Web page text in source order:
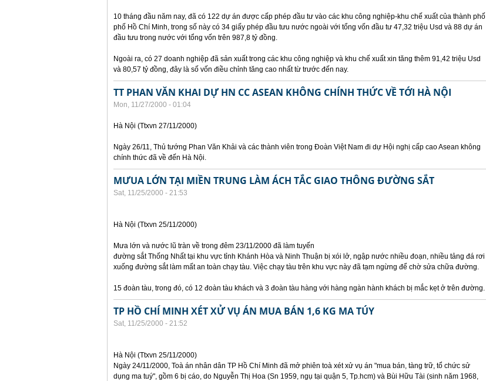
10 tháng đầu năm nay, đã có 122 dự án được cấp phép đầu tư vào các khu công nghiệp-khu chế xuất của thành phố
phố Hồ Chí Minh, trong số này có 34 giấy phép đầu tưu nước ngoài với tổng vốn đầu tư 47,32 triệu Usd và 88 dự án
đầu tưu trong nước với tổng vốn trên 987,8 tỷ đồng.
Ngoài ra, có 27 doanh nghiệp đã sản xuất trong các khu công nghiệp và khu chế xuất xin tăng thêm 91,42 triệu Usd
và 80,57 tỷ đồng, đây là số vốn điều chỉnh tăng cao nhất từ trước đến nay.
TT PHAN VĂN KHAI DỰ HN CC ASEAN KHÔNG CHÍNH THỨC VỀ TỚI HÀ NỘI
Mon, 11/27/2000 - 01:04
Hà Nội (Ttxvn 27/11/2000)
Ngày 26/11, Thủ tướng Phan Văn Khải và các thành viên trong Đoàn Việt Nam đi dự Hội nghị cấp cao Asean không
chính thức đã về đến Hà Nội.
MƯUA LỚN TẠI MIỀN TRUNG LÀM ÁCH TẮC GIAO THÔNG ĐƯỜNG SẮT
Sat, 11/25/2000 - 21:53
Hà Nội (Ttxvn 25/11/2000)
Mưa lớn và nước lũ tràn về trong đêm 23/11/2000 đã làm tuyến
đường sắt Thống Nhất tại khu vực tỉnh Khánh Hòa và Ninh Thuận bị xói lở, ngập nước nhiều đoạn, nhiều tảng đá rơi
xuống đường sắt làm mất an toàn chạy tàu. Việc chạy tàu trên khu vực này đã tạm ngừng để chờ sửa chữa đường.
15 đoàn tàu, trong đó, có 12 đoàn tàu khách và 3 đoàn tàu hàng với hàng ngàn hành khách bị mắc kẹt ở trên đường.
TP HỒ CHÍ MINH XÉT XỬ VỤ ÁN MUA BÁN 1,6 KG MA TÚY
Sat, 11/25/2000 - 21:52
Hà Nội (Ttxvn 25/11/2000)
Ngày 24/11/2000, Toà án nhân dân TP Hồ Chí Minh đã mở phiên toà xét xử vụ án "mua bán, tàng trữ, tổ chức sử
dụng ma tuý", gồm 6 bị cáo, do Nguyễn Thị Hoa (Sn 1959, ngụ tại quận 5, Tp.hcm) và Bùi Hữu Tài (sinh năm 1968,